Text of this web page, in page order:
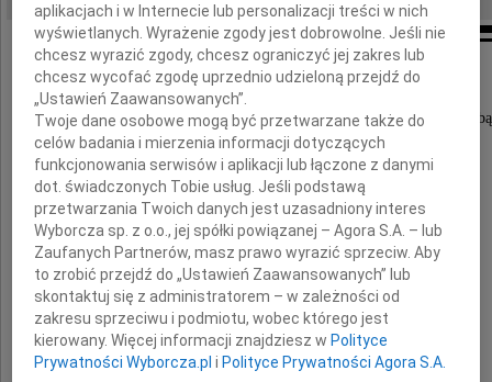
Pogrążeni w głębokim żalu zawiadamiamy,
odszedł od nas po długich zmaganiach z chorobą
Ryszard Hebdzyński
nasz najdroższy Tatuś i Mąż,
były koszykarz zielonogórskiego Zastalu,
matematyk i informatyk.
aplikacjach i w Internecie lub personalizacji treści w nich
wyświetlanych. Wyrażenie zgody jest dobrowolne. Jeśli nie
chcesz wyrazić zgody, chcesz ograniczyć jej zakres lub
chcesz wycofać zgodę uprzednio udzieloną przejdź do
„Ustawień Zaawansowanych”.
Twoje dane osobowe mogą być przetwarzane także do
celów badania i mierzenia informacji dotyczących
funkcjonowania serwisów i aplikacji lub łączone z danymi
dot. świadczonych Tobie usług. Jeśli podstawą
przetwarzania Twoich danych jest uzasadniony interes
Wyborcza sp. z o.o., jej spółki powiązanej – Agora S.A. – lub
Zaufanych Partnerów, masz prawo wyrazić sprzeciw. Aby
to zrobić przejdź do „Ustawień Zaawansowanych” lub
skontaktuj się z administratorem – w zależności od
zakresu sprzeciwu i podmiotu, wobec którego jest
kierowany. Więcej informacji znajdziesz w Polityce
Prywatności Wyborcza.pl i Polityce Prywatności Agora S.A.